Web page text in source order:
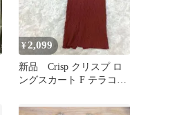
¥2,099
新品 Crisp クリスプ ロ
ングスカート F テラコッ